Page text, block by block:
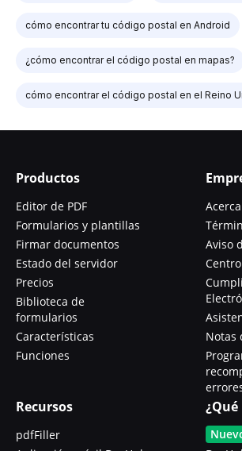
cómo encontrar tu código postal en Android
¿cómo encontrar el código postal en mapas?
cómo encontrar el código postal en el Reino
Productos
Editor de PDF
Formularios y plantillas
Firmar documentos
Estado del servidor
Precios
Biblioteca de
formularios
Características
Funciones
Aviso
Notas
Recursos
pdfFiller